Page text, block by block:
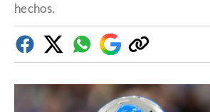
hechos.
FacebookTwitterWhatsapp
Google
Discover
Copiar
enlace